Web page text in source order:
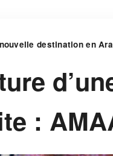
destination en
: